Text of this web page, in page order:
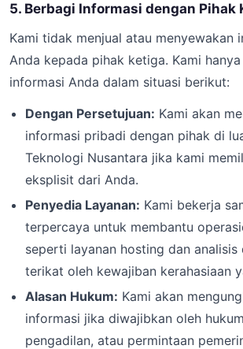
5. Berbagi Informasi dengan Pihak
Kami tidak menjual atau menyewakan
Anda kepada pihak ketiga. Kami
informasi Anda dalam situasi berikut:
Dengan Persetujuan: Kami akan
informasi pribadi dengan pihak di
Teknologi Nusantara jika kami
eksplisit dari Anda.
Penyedia Layanan: Kami bekerja
terpercaya untuk membantu
seperti layanan hosting dan analisis
terikat oleh kewajiban kerahasiaan
Alasan Hukum: Kami akan
informasi jika diwajibkan oleh
pengadilan, atau permintaan